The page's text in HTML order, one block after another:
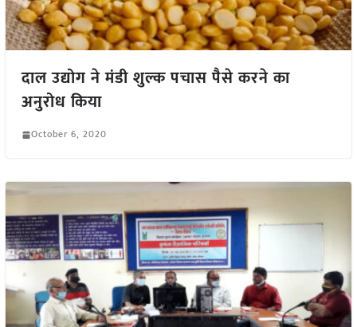
दाल उद्योग ने मंडी शुल्क पचास पैसे करने का
अनुरोध किया
October 6, 2020